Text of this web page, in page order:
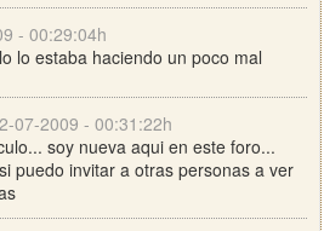
- 00:29:04h
lo estaba haciendo un poco mal
07-2009 - 00:31:22h
soy nueva aqui en este foro...
puedo invitar a otras personas a ver